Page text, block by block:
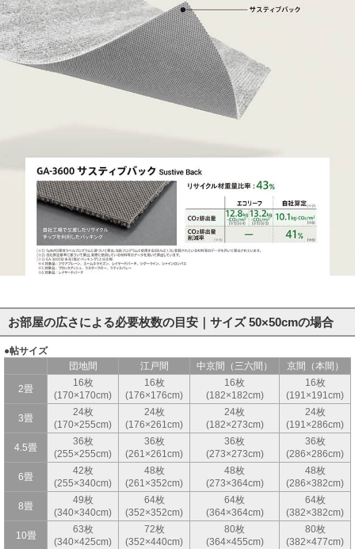
お部屋の広さによる必要枚数の目安｜サイズ 50×50cmの場合
●帖サイズ
団地間
江戸間 中京間（三六間） 京間（本間）
2畳
16枚
(170×170cm)
16枚
(176×176cm)
16枚
(182×182cm)
16枚
(191×191cm)
3畳
24枚
(170×255cm)
24枚
(176×261cm)
24枚
(182×273cm)
24枚
(191×286cm)
4.5畳
36枚
(255×255cm)
36枚
(261×261cm)
36枚
(273×273cm)
36枚
(286×286cm)
6畳
42枚
(255×340cm)
48枚
(261×352cm)
48枚
(273×364cm)
48枚
(286×382cm)
8畳
49枚
(340×340cm)
64枚
(352×352cm)
64枚
(364×364cm)
64枚
(382×382cm)
10畳
63枚
(340×425cm)
72枚
(352×440cm)
80枚
(364×455cm)
80枚
(382×477cm)